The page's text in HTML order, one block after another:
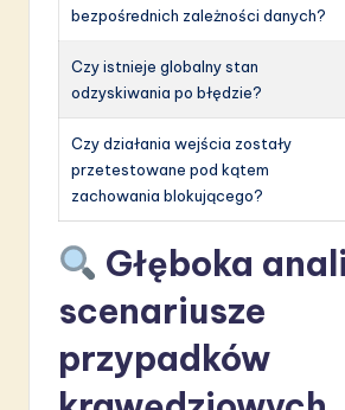
bezpośrednich zależności danych?
Czy istnieje globalny stan
odzyskiwania po błędzie?
Czy działania wejścia zostały
przetestowane pod kątem
zachowania blokującego?
Głęboka
scenariusze
przypadków